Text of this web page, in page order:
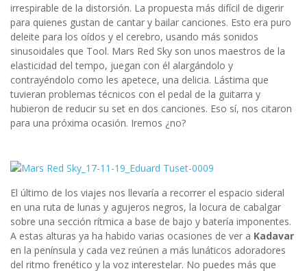
irrespirable de la distorsión. La propuesta más difícil de digerir
para quienes gustan de cantar y bailar canciones. Esto era puro
deleite para los oídos y el cerebro, usando más sonidos
sinusoidales que Tool. Mars Red Sky son unos maestros de la
elasticidad del tempo, juegan con él alargándolo y
contrayéndolo como les apetece, una delicia. Lástima que
tuvieran problemas técnicos con el pedal de la guitarra y
hubieron de reducir su set en dos canciones. Eso sí, nos citaron
para una próxima ocasión. Iremos ¿no?
El último de los viajes nos llevaría a recorrer el espacio sideral
en una ruta de lunas y agujeros negros, la locura de cabalgar
sobre una sección rítmica a base de bajo y batería imponentes.
A estas alturas ya ha habido varias ocasiones de ver a Kadavar
en la península y cada vez reúnen a más lunáticos adoradores
del ritmo frenético y la voz interestelar. No puedes más que